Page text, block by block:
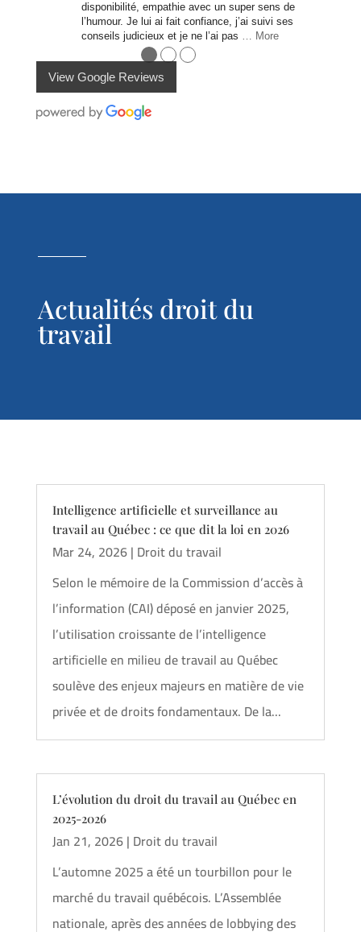
disponibilité, empathie avec un super sens de
l’humour. Je lui ai fait confiance, j’ai suivi ses
conseils judicieux et je ne l’ai pas
… More
●●●
View Google Reviews
Actualités droit du
travail
Intelligence artificielle et surveillance au
travail au Québec : ce que dit la loi en 2026
Mar 24, 2026| Droit du travail
Selon le mémoire de la Commission d’accès à
l’information (CAI) déposé en janvier 2025,
l’utilisation croissante de l’intelligence
artificielle en milieu de travail au Québec
soulève des enjeux majeurs en matière de vie
privée et de droits fondamentaux. De la...
L’évolution du droit du travail au Québec en
2025-2026
Jan 21, 2026| Droit du travail
L’automne 2025 a été un tourbillon pour le
marché du travail québécois. L’Assemblée
nationale, après des années de lobbying des